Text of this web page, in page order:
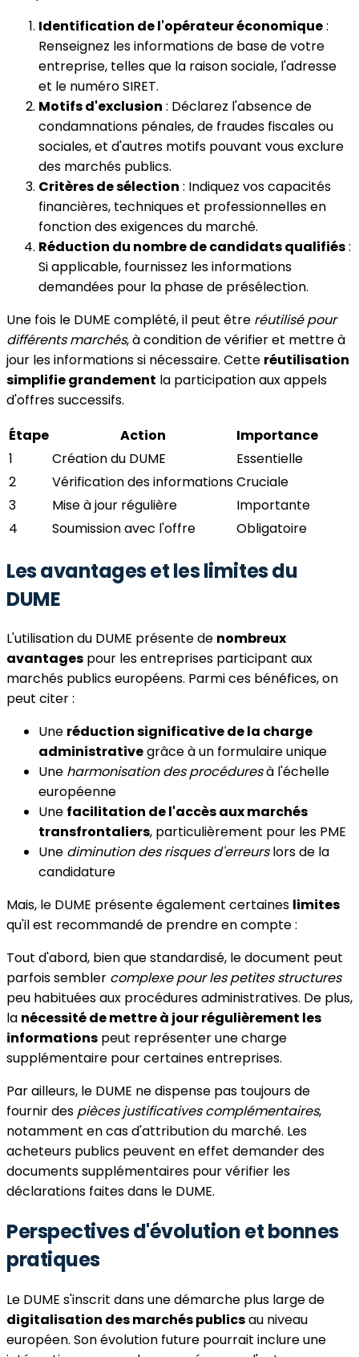
Identification de l'opérateur économique:
Renseignez les informations de base de votre
entreprise, telles que la raison sociale, l'adresse
et le numéro SIRET.
Motifs d'exclusion : Déclarez l'absence de
condamnations pénales, de fraudes fiscales ou
sociales, et d'autres motifs pouvant vous exclure
des marchés publics.
Critères de sélection : Indiquez vos capacités
financières, techniques et professionnelles en
fonction des exigences du marché.
Réduction du nombre de candidats qualifiés:
Si applicable, fournissez les informations
demandées pour la phase de présélection.
Une fois le DUME complété, il peut être réutilisé pour
différents marchés, à condition de vérifier et mettre à
jour les informations si nécessaire. Cette réutilisation
simplifie grandement la participation aux appels
d'offres successifs.
Étape
Action
Importance
1
Création du DUME
Essentielle
2
Vérification des informationsCruciale
3
Mise à jour régulière
Importante
4
Soumission avec l'offre Obligatoire
Les avantages et les limites du
DUME
L'utilisation du DUME présente de nombreux
avantages pour les entreprises participant aux
marchés publics européens. Parmi ces bénéfices, on
peut citer :
Une réduction significative de la charge
administrativegrâce à un formulaire unique
Une harmonisation des procéduresà l'échelle
européenne
Une facilitation de l'accès aux marchés
transfrontaliers, particulièrement pour les PME
Une diminution des risques d'erreurslors de la
candidature
Mais, le DUME présente également certaines limites
qu'il est recommandé de prendre en compte :
Tout d'abord, bien que standardisé, le document peut
parfois sembler complexe pour les petites structures
peu habituées aux procédures administratives. De plus,
la nécessité de mettre à jour régulièrement les
informations peut représenter une charge
supplémentaire pour certaines entreprises.
Par ailleurs, le DUME ne dispense pas toujours de
fournir des pièces justificatives complémentaires,
notamment en cas d'attribution du marché. Les
acheteurs publics peuvent en effet demander des
documents supplémentaires pour vérifier les
déclarations faites dans le DUME.
Perspectives d'évolution et bonnes
pratiques
Le DUME s'inscrit dans une démarche plus large de
digitalisation des marchés publicsau niveau
européen. Son évolution future pourrait inclure une